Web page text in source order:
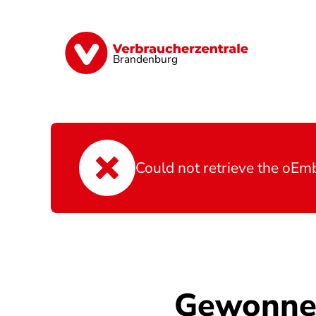
Brandenburg
Finanzen Digitales Lebensmittel
Fehlermeldung
Could not retrieve the